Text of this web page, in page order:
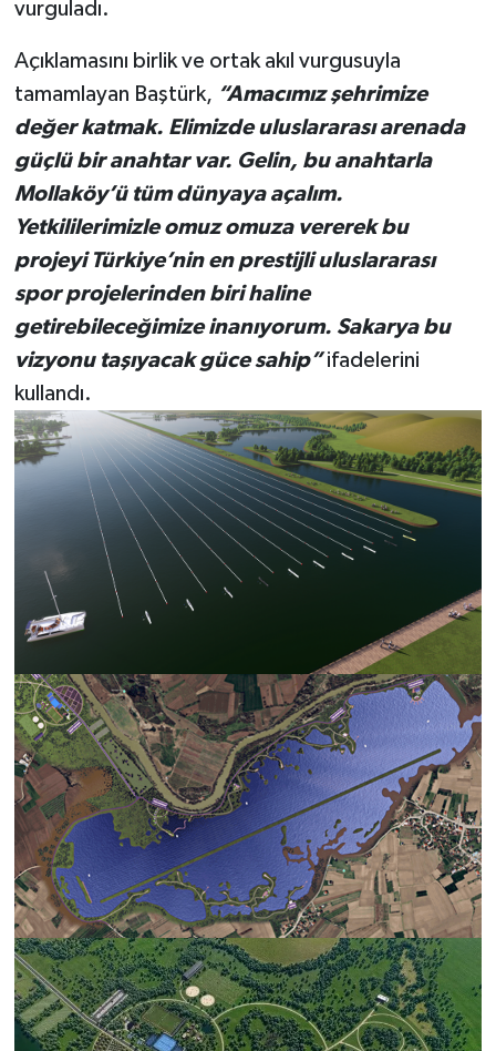
vurguladı.
Açıklamasını birlik ve ortak akıl vurgusuyla
tamamlayan Baştürk, “Amacımız şehrimize
değer katmak. Elimizde uluslararası arenada
güçlü bir anahtar var. Gelin, bu anahtarla
Mollaköy’ü tüm dünyaya açalım.
Yetkililerimizle omuz omuza vererek bu
projeyi Türkiye’nin en prestijli uluslararası
spor projelerinden biri haline
getirebileceğimize inanıyorum. Sakarya bu
vizyonu taşıyacak güce sahip”ifadelerini
kullandı.